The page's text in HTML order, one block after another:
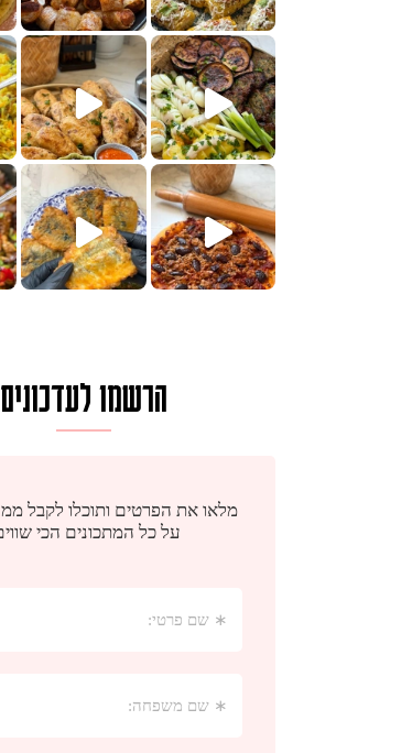
אז מה בשבילכם? בפ
הימים, חשבתי מה לחדש לכם ונראה
אורז יצירתי לתשעת הימים ולכבוד שבת קודשלמתכון
ככה? ההסבר בסרטו
או בתרגום לעברית, מחותניםמתכון ראש
שייטל מוקפץ עם אורז חביתה וירקות, למתכון . המרכי
הרשמו לעדכונים